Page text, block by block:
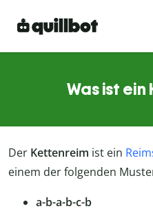
Was ist ein
Der Kettenreim ist ein
einem der folgenden
a-b-a-b-c-b